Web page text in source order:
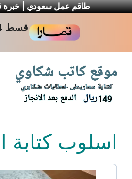
طاقم عمل سعودي | خبرة
قسط 4 دفعات بنفس السعر
اسلوب كتابة